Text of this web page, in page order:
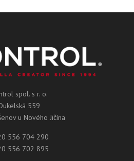
spol. s r. o.
559
u Nového Jičína
556 704 290
556 702 895